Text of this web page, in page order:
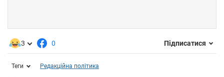
3 0 Підписатися
Теги Редакційна політика